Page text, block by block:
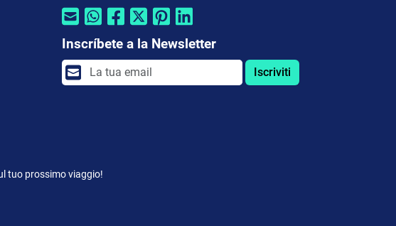
Inscríbete a la Newsletter
Iscriviti
tuo prossimo viaggio!